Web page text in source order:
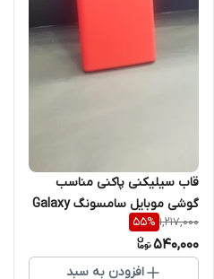
قاب سیلیکنی پاکنی مناسب
گوشی موبایل سامسونگ Galaxy
S22 Ultra
1,217,000
55%
540,000
افزودن به سبد